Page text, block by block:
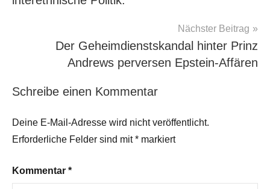
Stalin
Nächster Beitrag
Der Geheimdienstskandal hinter Prinz
Andrews perversen Epstein-Affären
Schreibe einen Kommentar
Deine E-Mail-Adresse wird nicht veröffentlicht.
Erforderliche Felder sind mit* markiert
Kommentar *